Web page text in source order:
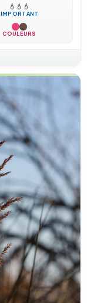
💧 💧 💧
IMPORTANT
COULEURS